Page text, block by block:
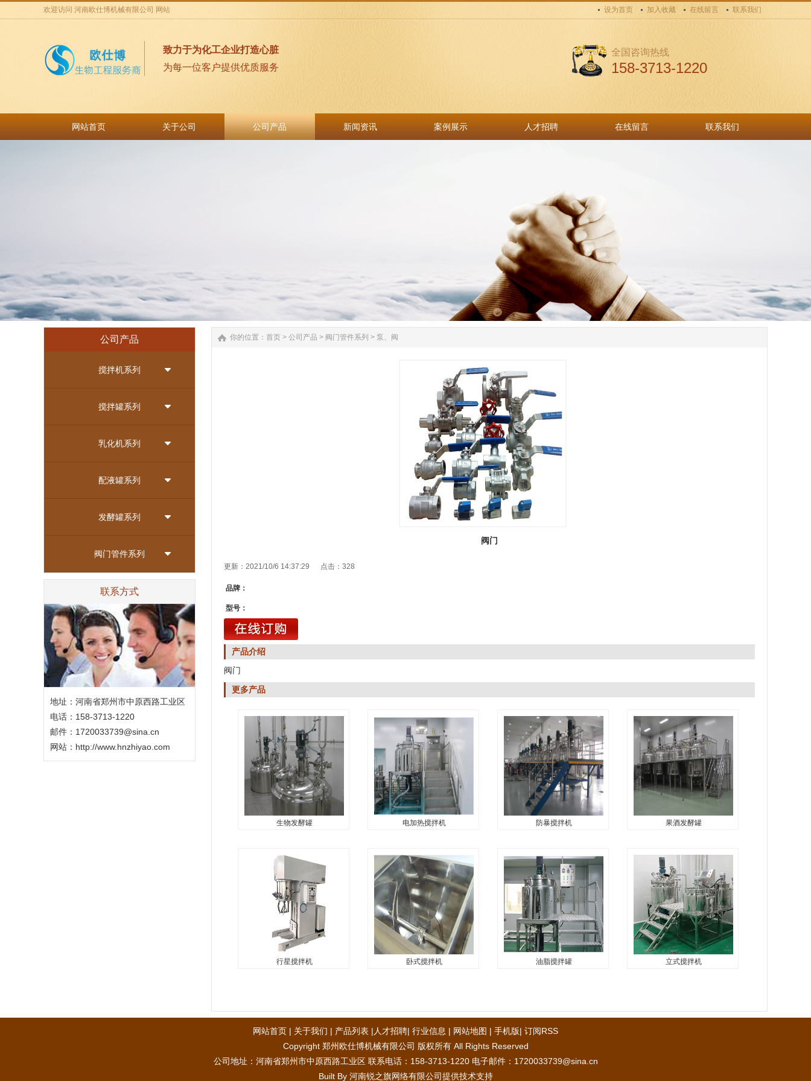
欢迎访问 河南欧仕博机械有限公司 网站 设为首页 加入收藏 在线留言 联系我们
致力于为化工企业打造心脏
为每一位客户提供优质服务
全国咨询热线
158-3713-1220
网站首页 关于公司 公司产品
新闻资讯
新闻资讯 案例展示 人才招聘 在线留言 联系我们
公司产品
搅拌机系列
搅拌罐系列
乳化机系列
配液罐系列
发酵罐系列
阀门管件系列
联系方式
地址：河南省郑州市中原西路工业区
电话：158-3713-1220
邮件：1720033739@sina.cn
网站： http://www.hnzhiyao.com
你的位置： 首页 > 公司产品 > 阀门管件系列 > 泵、阀
阀门
更新：2021/10/6 14:37:29 点击： 328
品牌：
型号：
产品介绍
阀门
更多产品
生物发酵罐
生物发酵罐...
电加热搅拌机
电加热搅拌机...
防暴搅拌机
防暴搅拌机...
果酒发酵罐
果酒发酵罐...
行星搅拌机 卧式搅拌机 油脂搅拌罐 立式搅拌机
网站首页 | 关于我们 | 产品列表 | 人才招聘| 行业信息 | 网站地图 | 手机版| 订阅RSS
Copyright 郑州欧仕博机械有限公司 版权所有 All Rights Reserved
公司地址：河南省郑州市中原西路工业区 联系电话：158-3713-1220 电子邮件：1720033739@sina.cn
Built By 河南锐之旗网络有限公司提供技术支持